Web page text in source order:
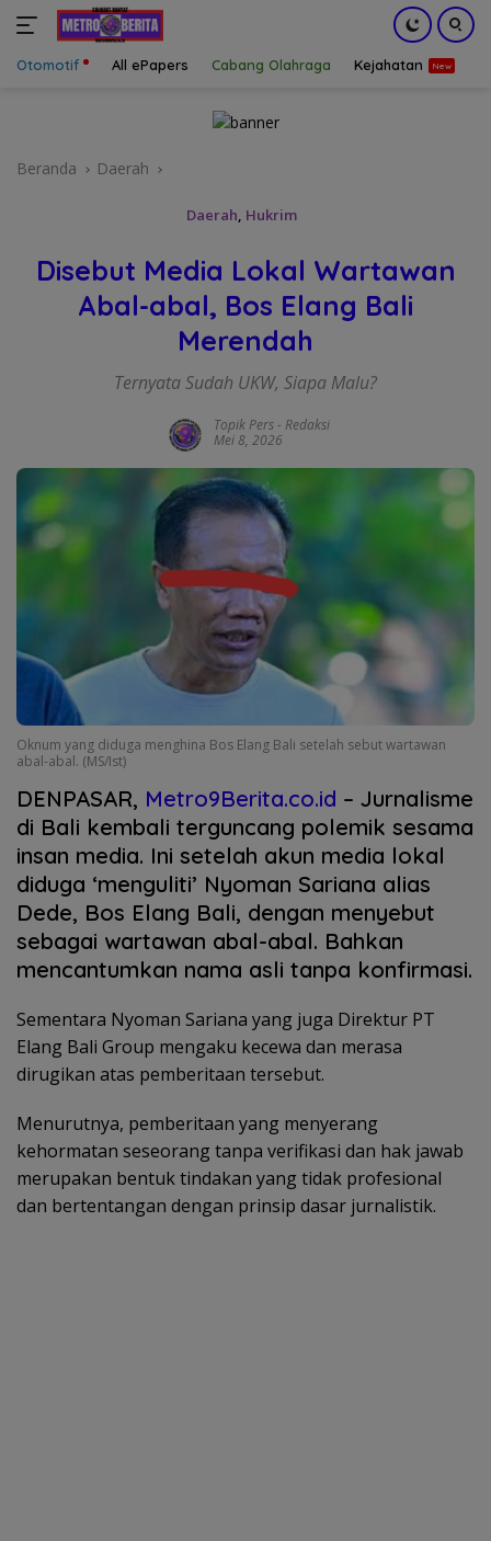
Otomotif All ePapers Cabang Olahraga Kejahatan
Beranda Daerah
Daerah, Hukrim
Disebut Media Lokal Wartawan
Abal-abal, Bos Elang Bali
Merendah
Ternyata Sudah UKW, Siapa Malu?
Topik Pers- Redaksi
Mei 8, 2026
Oknum yang diduga menghina Bos Elang Bali setelah sebut wartawan
abal-abal. (MS/Ist)
DENPASAR, Metro9Berita.co.id – Jurnalisme
di Bali kembali terguncang polemik sesama
insan media. Ini setelah akun media lokal
diduga ‘menguliti’ Nyoman Sariana alias
Dede, Bos Elang Bali, dengan menyebut
sebagai wartawan abal-abal. Bahkan
mencantumkan nama asli tanpa konfirmasi.
Sementara Nyoman Sariana yang juga Direktur PT
Elang Bali Group mengaku kecewa dan merasa
dirugikan atas pemberitaan tersebut.
Menurutnya, pemberitaan yang menyerang
kehormatan seseorang tanpa verifikasi dan hak jawab
merupakan bentuk tindakan yang tidak profesional
dan bertentangan dengan prinsip dasar jurnalistik.